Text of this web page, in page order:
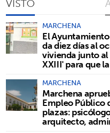
MARCHENA
El
da diez días al
vivienda junto
XXIII' para que
MARCHENA
Marchena
Empleo Público
plazas:
arquitecto,